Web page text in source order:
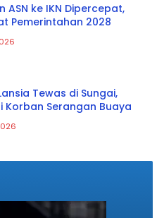
ASN ke IKN Dipercepat,
Pemerintahan 2028
Tewas di Sungai,
Korban Serangan Buaya